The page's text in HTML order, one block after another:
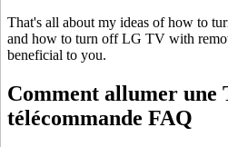
That's all about my ideas of how to
and how to turn off LG TV with
beneficial to you.
Comment allumer une
télécommande FAQ